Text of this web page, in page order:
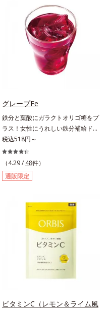
＆葉酸」、独自加工のビタミンCで
キレイと健康をサポートする「ビタ
ミンC＆ビタミンB2」、スムーズな
リズムづくりで快調を目指す「オリ
ゴ糖＆酵素」、いつだってイキイ
キ、あなたらしい表情をサポートす
る「ビタミンB群＆アミノ酸」、ス
クリアな1日のスタートに「ビタミ
ンA＆ルテイン」、紫外線を気にか
ける女性こそ不足しやすい栄養素を
チャージして、安定した美しさをサ
ポートする「カルシウム＆ビタミン
D」の全６種類。体の中からキレイ
の土台を整え、美しさの次の一歩を
引き出します。水なしでOK、持ち
ージ。フルーツ風味だから、おやつ
感覚でおいしく楽しく続けられま
グレープFe
鉄分と葉酸にガラクトオリゴ糖をプ
ラス！女性にうれしい鉄分補給ドリ
ンク。1本に、ほうれん草約2.1束分
(*)の鉄分と、葉酸とガラクトオリゴ
糖を配合した、飲みやすい鉄分補給
ドリンクです。女性特有の周期をラ
クにサポートする3つの成分を凝縮
B6、B12とビタミンCを配合。1日
に必要な鉄分の不足分を効率よく1
本で補給できます。赤ブドウと白ブ
ドウの果汁をすっきり飲みやすくブ
レンド。フレッシュな味なので、ゴ
クゴク飲めるおいしさです。* 「五
訂増補日本食品標準成分表2020」
より、ほうれん草（ゆで）1束210g
税込518円～
（4.29 / 48件）
通販限定
ビタミンC（レモン＆ライム風